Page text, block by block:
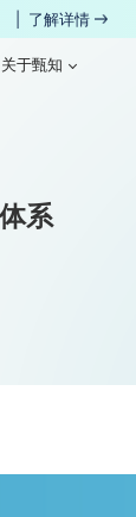
了解详情
关于甄知
系